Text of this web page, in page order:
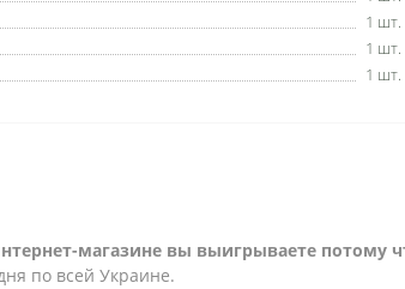
1 шт.
1 шт.
1 шт.
магазине вы выигрываете потому
по всей Украине.